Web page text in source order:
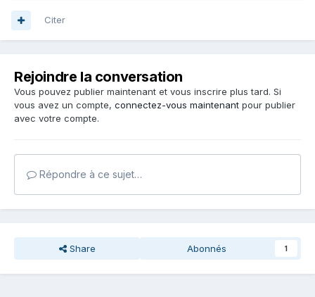
Citer
Rejoindre la conversation
Vous pouvez publier maintenant et vous inscrire plus tard. Si
vous avez un compte, connectez-vous maintenant pour publier
avec votre compte.
Répondre à ce sujet…
Share Abonnés 1